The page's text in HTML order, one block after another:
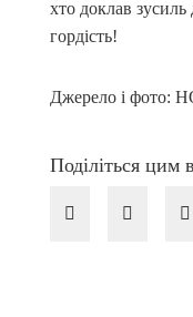
хто доклав
гордість!
Джерело і фото:
Поділіться цим